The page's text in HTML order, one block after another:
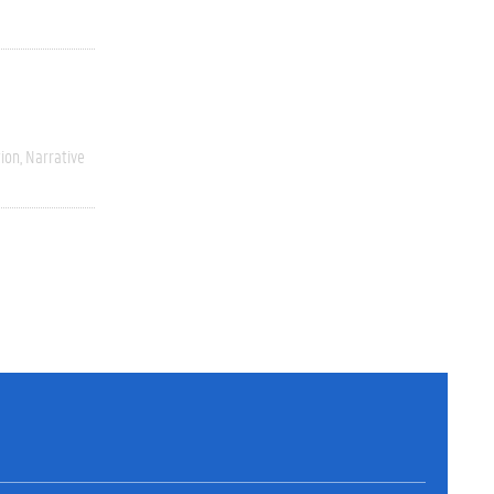
Narrative